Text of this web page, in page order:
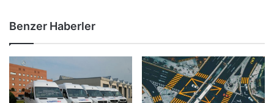
Benzer Haberler